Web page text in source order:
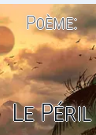
Poème:
Le Péril